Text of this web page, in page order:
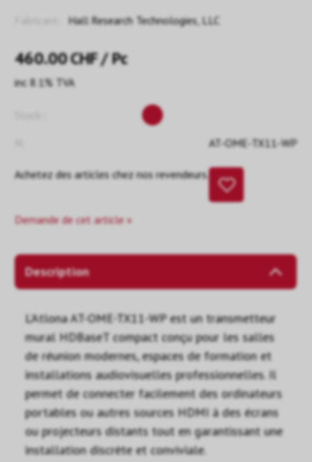
Hall Research Technologies, LLC
460.00CHF/ Pc
inc 8.1% TVA
AT-OME-TX11-WP
Achetez des articles chez nos revendeurs.
Demande de cet article »
Description
L’Atlona AT-OME-TX11-WP est un transmetteur
mural HDBaseT compact conçu pour les salles
de réunion modernes, espaces de formation et
installations audiovisuelles professionnelles. Il
permet de connecter facilement des ordinateurs
portables ou autres sources HDMI à des écrans
ou projecteurs distants tout en garantissant une
installation discrète et conviviale.